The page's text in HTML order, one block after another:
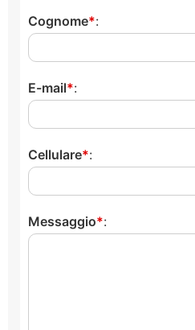
Cognome :
E-mail :
Cellulare :
Messaggio :